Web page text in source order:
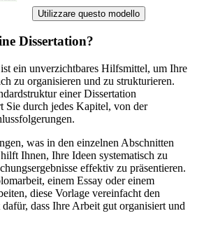
Utilizzare questo modello
Dissertation?
ein unverzichtbares Hilfsmittel, um Ihre
zu organisieren und zu strukturieren.
einer Dissertation
Sie durch jedes Kapitel, von der
was in den einzelnen Abschnitten
Ihnen, Ihre Ideen systematisch zu
effektiv zu präsentieren.
einem Essay oder einem
diese Vorlage vereinfacht den
dass Ihre Arbeit gut organisiert und